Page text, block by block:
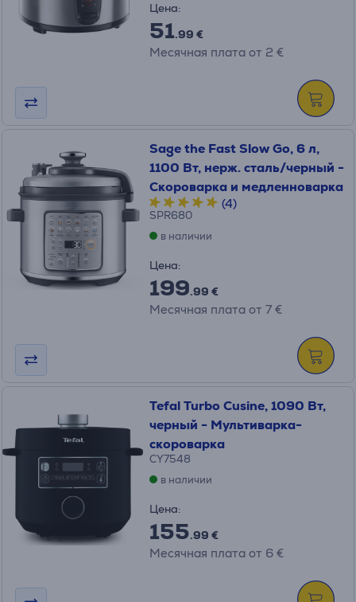
Цена:
51.99 €
Месячная плата от 2 €
Sage the Fast Slow Go, 6 л,
1100 Вт, нерж. сталь/черный -
Скороваркa и медленноваркa
(4)
SPR680
в наличии
Цена:
199.99 €
Месячная плата от 7 €
Tefal Turbo Cusine, 1090 Вт,
черный - Мультиварка-
скороварка
CY7548
в наличии
Цена:
155.99 €
Месячная плата от 6 €